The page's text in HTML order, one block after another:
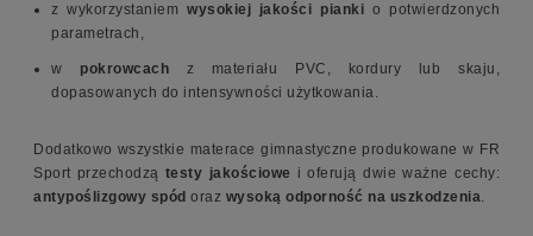
z wykorzystaniem wysokiej jakości pianki o potwierdzonych
parametrach,
w pokrowcach z materiału PVC, kordury lub skaju,
dopasowanych do intensywności użytkowania.
Dodatkowo wszystkie materace gimnastyczne produkowane w FR
Sport przechodzą testy jakościowe i oferują dwie ważne cechy:
antypoślizgowy spód oraz wysoką odporność na uszkodzenia.